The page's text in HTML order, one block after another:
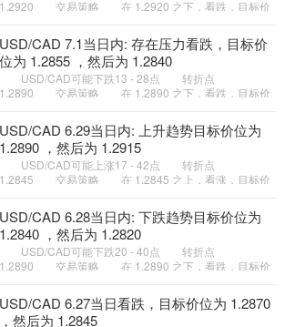
1.2920 交易策略 在 1.2920 之下，看跌，目标价
USD/CAD 7.1当日内: 存在压力看跌，目标价
位为 1.2855 ，然后为 1.2840
USD/CAD可能下跌13 - 28点 转折点
1.2890 交易策略 在 1.2890 之下，看跌，目标价
USD/CAD 6.29当日内: 上升趋势目标价位为
1.2890 ，然后为 1.2915
USD/CAD可能上涨17 - 42点 转折点
1.2845 交易策略 在 1.2845 之上，看涨，目标价
USD/CAD 6.28当日内: 下跌趋势目标价位为
1.2840 ，然后为 1.2820
USD/CAD可能下跌20 - 40点 转折点
1.2890 交易策略 在 1.2890 之下，看跌，目标价
USD/CAD 6.27当日看跌，目标价位为 1.2870
，然后为 1.2845